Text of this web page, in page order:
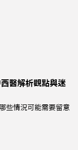
醫解析觀點與迷
些情況可能需要留意